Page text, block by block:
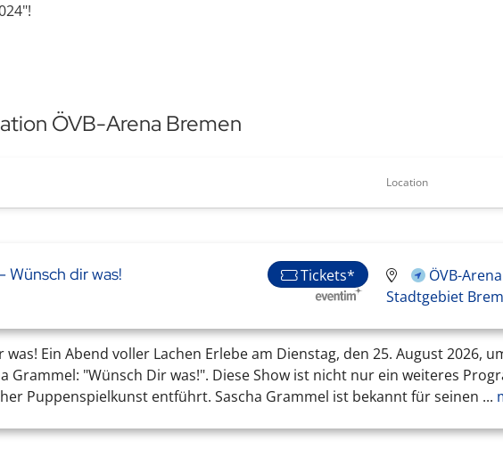
ÖVB-Arena Bremen
Location
Wünsch dir was! Tickets*
ÖVB-
Stadtgebiet
Ein Abend voller Lachen Erlebe am Dienstag, den 25. August 2026,
Grammel: "Wünsch Dir was!". Diese Show ist nicht nur ein weiteres
Puppenspielkunst entführt. Sascha Grammel ist bekannt für seinen ...